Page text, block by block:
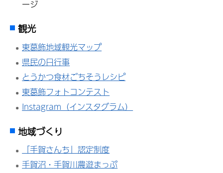
ージ
観光
東葛飾地域観光マップ
県民の日行事
とうかつ食材ごちそうレシピ
東葛飾フォトコンテスト
Instagram（インスタグラム）
地域づくり
「手賀さんち」認定制度
手賀沼・手賀川農遊まっぷ